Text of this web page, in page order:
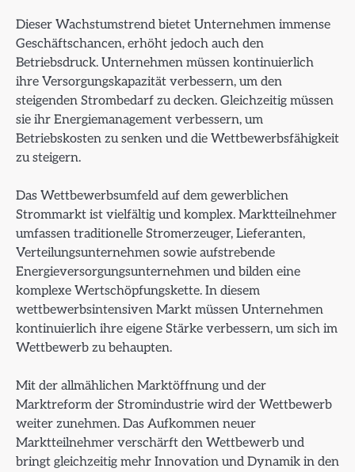
Dieser Wachstumstrend bietet Unternehmen immense
Geschäftschancen, erhöht jedoch auch den
Betriebsdruck. Unternehmen müssen kontinuierlich
ihre Versorgungskapazität verbessern, um den
steigenden Strombedarf zu decken. Gleichzeitig müssen
sie ihr Energiemanagement verbessern, um
Betriebskosten zu senken und die Wettbewerbsfähigkeit
zu steigern.
Das Wettbewerbsumfeld auf dem gewerblichen
Strommarkt ist vielfältig und komplex. Marktteilnehmer
umfassen traditionelle Stromerzeuger, Lieferanten,
Verteilungsunternehmen sowie aufstrebende
Energieversorgungsunternehmen und bilden eine
komplexe Wertschöpfungskette. In diesem
wettbewerbsintensiven Markt müssen Unternehmen
kontinuierlich ihre eigene Stärke verbessern, um sich im
Wettbewerb zu behaupten.
Mit der allmählichen Marktöffnung und der
Marktreform der Stromindustrie wird der Wettbewerb
weiter zunehmen. Das Aufkommen neuer
Marktteilnehmer verschärft den Wettbewerb und
bringt gleichzeitig mehr Innovation und Dynamik in den